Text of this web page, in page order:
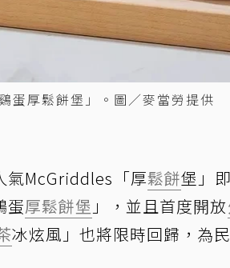
蛋厚鬆餅堡」。圖／麥當勞提供
氣McGriddles「厚鬆餅堡」
蛋厚鬆餅堡 」，並且首度開放
冰炫風」也將限時回歸，為